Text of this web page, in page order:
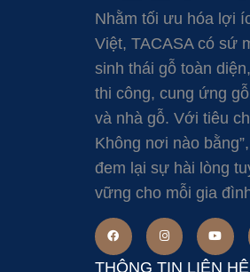
Nhằm tối ưu hóa lợi
Việt, TACASA có sứ
sinh thái gỗ toàn
thi công, cung ứng
và nhà gỗ. Với tiêu
Không nơi nào
đem lại sự hài lòng
vững cho mỗi gia
THÔNG TIN LIÊN HỆ